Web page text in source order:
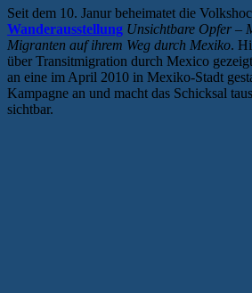
Seit dem 10. Janur beheimatet die
Wanderausstellung Unsichtbare Opfer –
Migranten auf ihrem Weg durch Mexiko.
über Transitmigration durch Mexico
an eine im April 2010 in Mexiko-Stadt
Kampagne an und macht das Schicksal
sichtbar.